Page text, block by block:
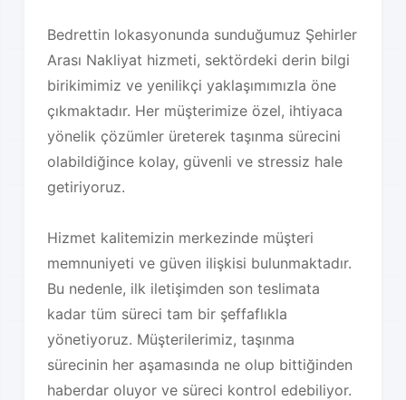
Bedrettin lokasyonunda sunduğumuz Şehirler
Arası Nakliyat hizmeti, sektördeki derin bilgi
birikimimiz ve yenilikçi yaklaşımımızla öne
çıkmaktadır. Her müşterimize özel, ihtiyaca
yönelik çözümler üreterek taşınma sürecini
olabildiğince kolay, güvenli ve stressiz hale
getiriyoruz.
Hizmet kalitemizin merkezinde müşteri
memnuniyeti ve güven ilişkisi bulunmaktadır.
Bu nedenle, ilk iletişimden son teslimata
kadar tüm süreci tam bir şeffaflıkla
yönetiyoruz. Müşterilerimiz, taşınma
sürecinin her aşamasında ne olup bittiğinden
haberdar oluyor ve süreci kontrol edebiliyor.